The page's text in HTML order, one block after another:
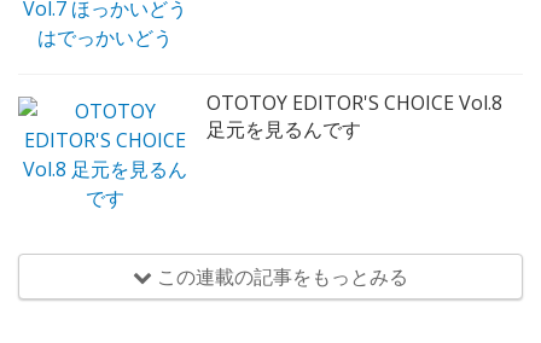
OTOTOY EDITOR'S CHOICE Vol.8
足元を見るんです
この連載の記事をもっとみる